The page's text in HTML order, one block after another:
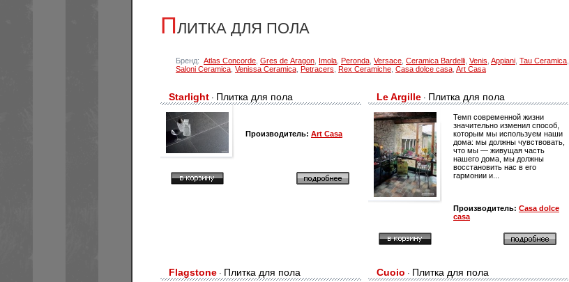
ПЛИТКА ДЛЯ ПОЛА
Бренд: Atlas Concorde, Gres de Aragon, Imola, Peronda, Versace, Ceramica Bardelli, Venis, Appiani, Tau Ceramica,
Saloni Ceramica, Venissa Ceramica, Petracers, Rex Ceramiche, Casa dolce casa, Art Casa
Starlight · Плитка для пола
Производитель: Art Casa
Le Argille · Плитка для пола
Темп современной жизни
значительно изменил способ,
которым мы используем наши
дома: мы должны чувствовать,
что мы — живущая часть
нашего дома, мы должны
восстановить нас в его
гармонии и...
Производитель: Casa dolce
casa
Flagstone · Плитка для пола Cuoio · Плитка для пола